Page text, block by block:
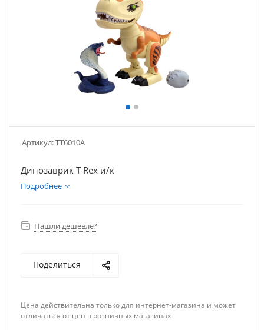
Артикул:TT6010A
Динозаврик T-Rex и/к
Подробнее
Нашли дешевле?
Поделиться
Цена действительна только для интернет-магазина и может
отличаться от цен в розничных магазинах